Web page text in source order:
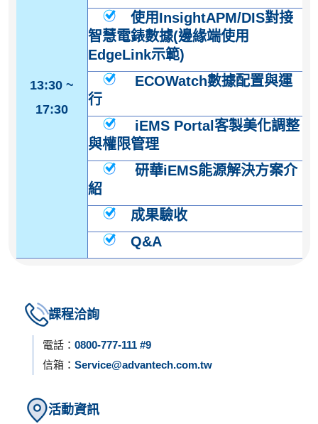
13:30 ~
17:30
使用InsightAPM/DIS對接
智慧電錶數據(邊緣端使用
EdgeLink示範)
ECOWatch數據配置與運
行
iEMS Portal客製美化調整
與權限管理
研華iEMS能源解決方案介
紹
成果驗收
Q&A
課程洽詢
電話： 0800-777-111 #9
信箱： Service@advantech.com.tw
活動資訊